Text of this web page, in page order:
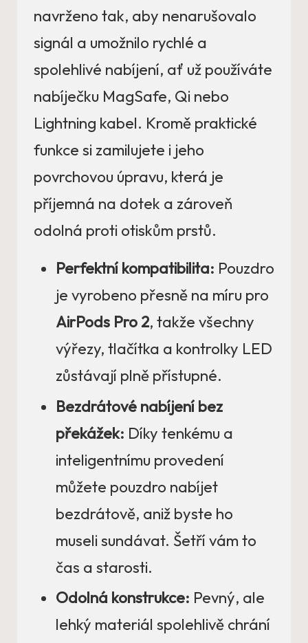
navrženo tak, aby nenarušovalo
signál a umožnilo rychlé a
spolehlivé nabíjení, ať už používáte
nabíječku MagSafe, Qi nebo
Lightning kabel. Kromě praktické
funkce si zamilujete i jeho
povrchovou úpravu, která je
příjemná na dotek a zároveň
odolná proti otiskům prstů.
Perfektní kompatibilita: Pouzdro
je vyrobeno přesně na míru pro
AirPods Pro 2, takže všechny
výřezy, tlačítka a kontrolky LED
zůstávají plně přístupné.
Bezdrátové nabíjení bez
překážek: Díky tenkému a
inteligentnímu provedení
můžete pouzdro nabíjet
bezdrátově, aniž byste ho
museli sundávat. Šetří vám to
čas a starosti.
Odolná konstrukce: Pevný, ale
lehký materiál spolehlivě chrání